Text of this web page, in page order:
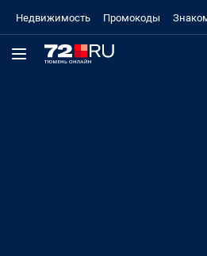
Недвижимость Промокоды